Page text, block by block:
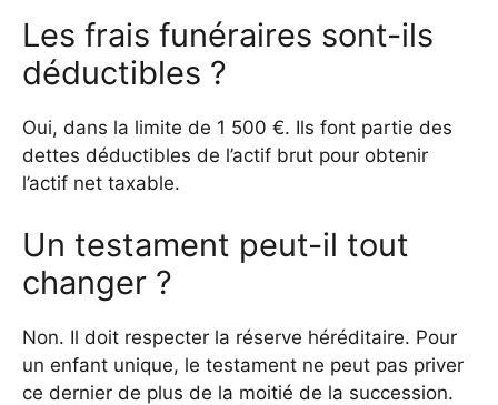
Les frais funéraires sont-ils
déductibles ?
Oui, dans la limite de 1 500 €. Ils font partie des
dettes déductibles de l’actif brut pour obtenir
l’actif net taxable.
Un testament peut-il tout
changer ?
Non. Il doit respecter la réserve héréditaire. Pour
un enfant unique, le testament ne peut pas priver
ce dernier de plus de la moitié de la succession.